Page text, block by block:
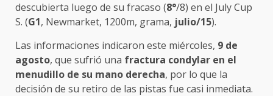
descubierta luego de su fracaso (8°/8) en el July Cup
S. (G1, Newmarket, 1200m, grama, julio/15).
Las informaciones indicaron este miércoles, 9 de
agosto, que sufrió una fractura condylar en el
menudillo de su mano derecha, por lo que la
decisión de su retiro de las pistas fue casi inmediata.